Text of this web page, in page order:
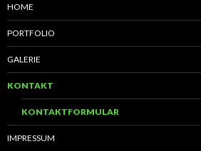
HOME
PORTFOLIO
GALERIE
KONTAKT
KONTAKTFORMULAR
IMPRESSUM